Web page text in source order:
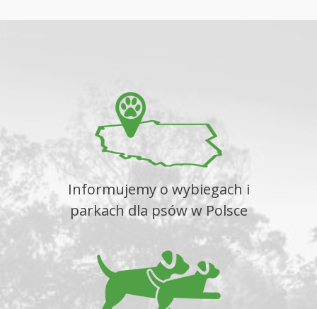
Informujemy o wybiegach i
parkach dla psów w Polsce